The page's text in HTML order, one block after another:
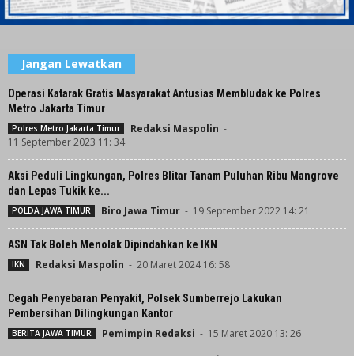
Jangan Lewatkan
Operasi Katarak Gratis Masyarakat Antusias Membludak ke Polres
Metro Jakarta Timur
Polres Metro Jakarta Timur Redaksi Maspolin -
11 September 2023 11: 34
Aksi Peduli Lingkungan, Polres Blitar Tanam Puluhan Ribu Mangrove
dan Lepas Tukik ke...
POLDA JAWA TIMUR Biro Jawa Timur - 19 September 2022 14: 21
ASN Tak Boleh Menolak Dipindahkan ke IKN
IKN Redaksi Maspolin - 20 Maret 2024 16: 58
Cegah Penyebaran Penyakit, Polsek Sumberrejo Lakukan
Pembersihan Dilingkungan Kantor
BERITA JAWA TIMUR Pemimpin Redaksi - 15 Maret 2020 13: 26